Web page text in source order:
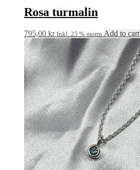
Rosa turmalin
795,00 kr Inkl. 25 % moms Add to cart